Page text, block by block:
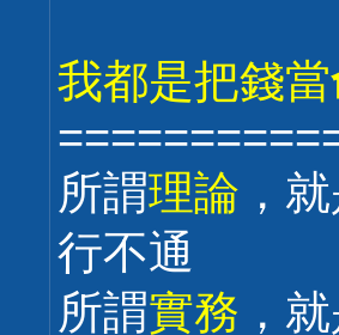
我都是把錢當
所謂理論 ，
行不通
所謂實務 ，